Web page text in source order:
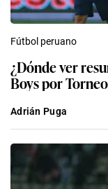
Fútbol peruano
¿Dónde ver
Boys por
Adrián Puga